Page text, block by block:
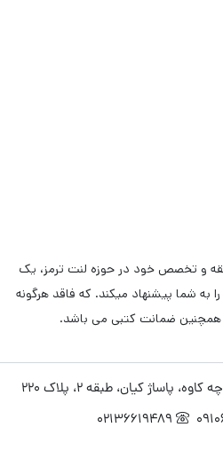
و تخصص خود در حوزه لنت ترمز، یک
به شما پیشنهاد میکند. که فاقد هرگونه
همچنین ضمانت کتبی می باشد.
پاساژ کیان، طبقه 2، پلاک 220
02136619489